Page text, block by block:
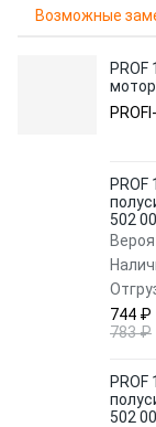
Возможные
MB
502
744 ₽
783 ₽
502